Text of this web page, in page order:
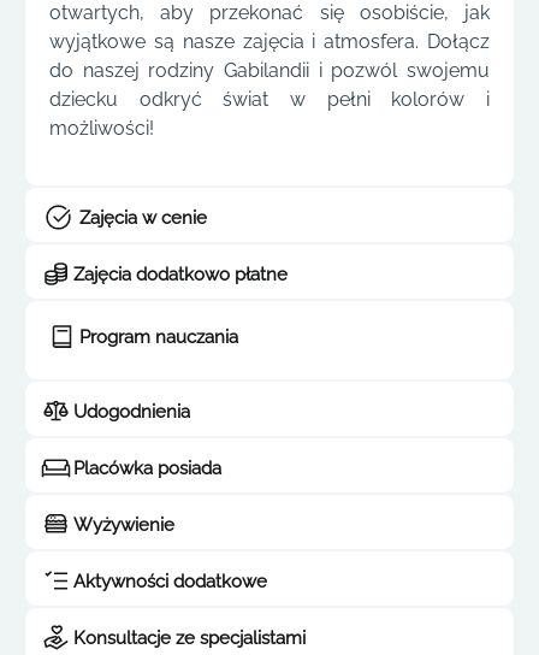
otwartych, aby przekonać się osobiście, jak
wyjątkowe są nasze zajęcia i atmosfera. Dołącz
do naszej rodziny Gabilandii i pozwól swojemu
dziecku odkryć świat w pełni kolorów i
możliwości!
Zajęcia w cenie
Zajęcia dodatkowo płatne
Program nauczania
Udogodnienia
Placówka posiada
Wyżywienie
Aktywności dodatkowe
Konsultacje ze specjalistami